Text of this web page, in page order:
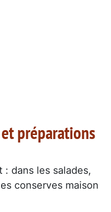
préparations
dans les salades,
conserves maison